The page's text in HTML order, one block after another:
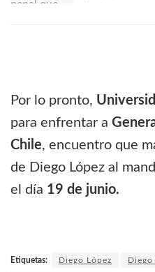
Por lo pronto,
para enfrentar a
Chile, encuentro que
de Diego López al
el día 19 de junio.
Etiquetas: Diego López Diego